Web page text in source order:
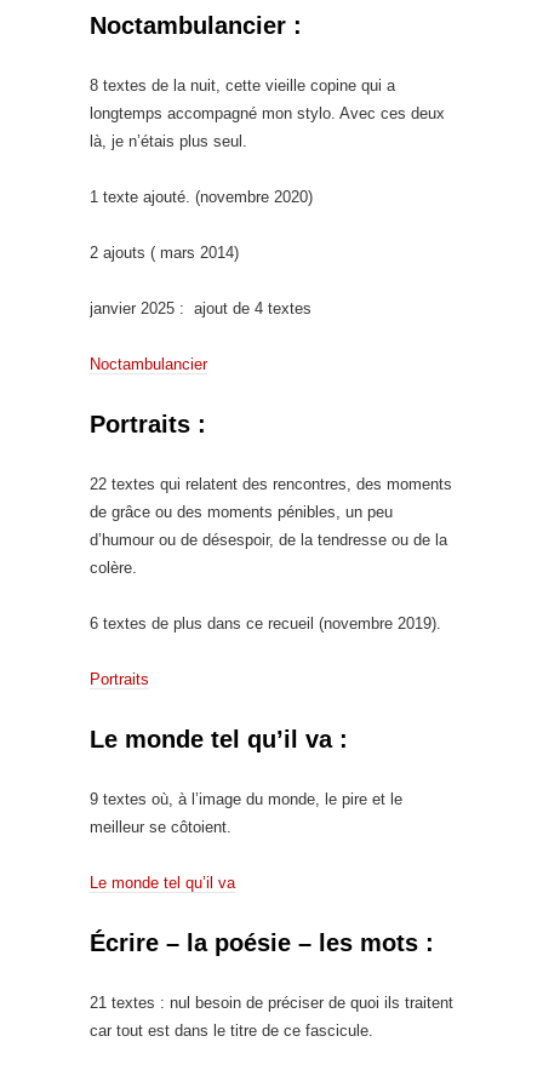
Noctambulancier :
8 textes de la nuit, cette vieille copine qui a
longtemps accompagné mon stylo. Avec ces deux
là, je n’étais plus seul.
1 texte ajouté. (novembre 2020)
2 ajouts ( mars 2014)
janvier 2025 : ajout de 4 textes
Noctambulancier
Portraits :
22 textes qui relatent des rencontres, des moments
de grâce ou des moments pénibles, un peu
d’humour ou de désespoir, de la tendresse ou de la
colère.
6 textes de plus dans ce recueil (novembre 2019).
Portraits
Le monde tel qu’il va :
9 textes où, à l’image du monde, le pire et le
meilleur se côtoient.
Le monde tel qu’il va
Écrire – la poésie – les mots :
21 textes : nul besoin de préciser de quoi ils traitent
car tout est dans le titre de ce fascicule.